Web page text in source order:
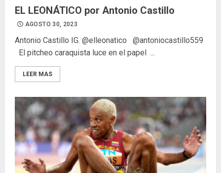
EL LEONÁTICO por Antonio Castillo
AGOSTO 30, 2023
Antonio Castillo IG. @elleonatico @antoniocastillo559
El pitcheo caraquista luce en el papel ...
LEER MAS